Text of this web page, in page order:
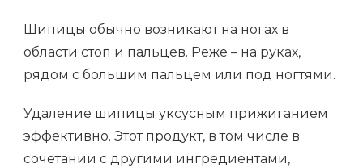
Шипицы обычно возникают на ногах в
области стоп и пальцев. Реже – на руках,
рядом с большим пальцем или под ногтями.
Удаление шипицы уксусным прижиганием
эффективно. Этот продукт, в том числе в
сочетании с другими ингредиентами,